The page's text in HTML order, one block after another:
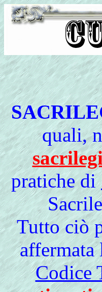
quali,
pratiche di
Tutto ciò
Codice